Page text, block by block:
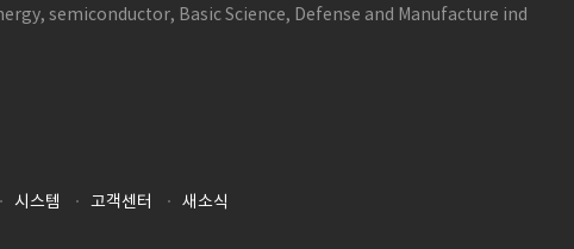
semiconductor, Basic Science, Defense and Manufacture ind
시스템 고객센터 새소식